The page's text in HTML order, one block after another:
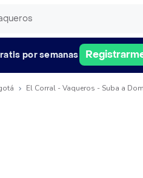
por semanas
El Corral - Vaqueros - Suba a